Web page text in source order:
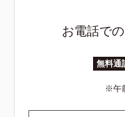
お電話で
無料通
午